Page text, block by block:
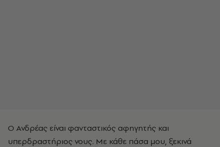
Ο Ανδρέας είναι φανταστικός αφηγητής και
υπερδραστήριος νους. Με κάθε πάσα μου, ξεκινά